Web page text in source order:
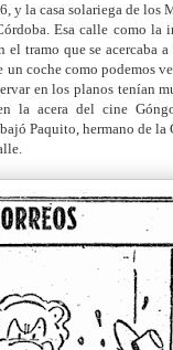
y la casa solariega de los
Esa calle como la
tramo que se acercaba
coche como podemos
en los planos tenían
la acera del cine
Paquito, hermano de